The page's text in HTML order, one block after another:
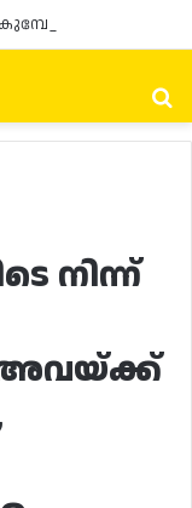
നിന്ന്
അവയ്ക്ക്